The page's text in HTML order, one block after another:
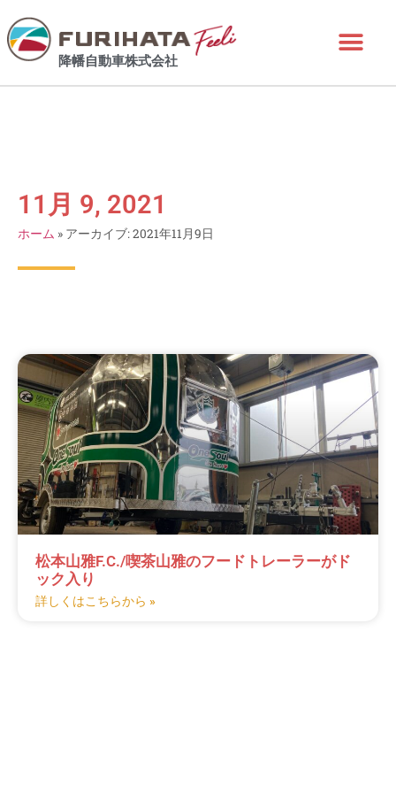
降幡自動車株式会社
11月 9, 2021
ホーム » アーカイブ: 2021年11月9日
松本山雅F.C./喫茶山雅のフードトレーラーがド
ック入り
詳しくはこちらから »